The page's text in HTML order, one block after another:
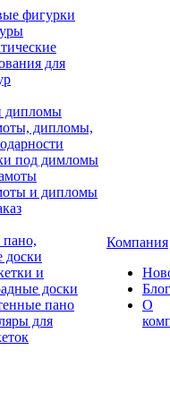
фигурки
для
дипломы
дипломы,
под димломы
и дипломы
пано,
доски
и
доски
пано
для
Компания
Блог
О